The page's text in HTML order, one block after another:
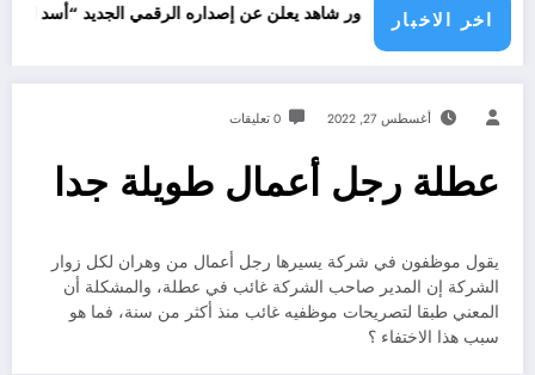
اخر الاخبار
المصمم قدور شاهد يعلن عن إصداره الرقمي الجديد “أسد الونشريس”
أغسطس 27, 2022 0 تعليقات
عطلة رجل أعمال طويلة جدا
يقول موظفون في شركة يسيرها رجل أعمال من وهران لكل زوار
الشركة إن المدير صاحب الشركة غائب في عطلة، والمشكلة أن
المعني طبقا لتصريحات موظفيه غائب منذ أكثر من سنة، فما هو
سبب هذا الاختفاء ؟